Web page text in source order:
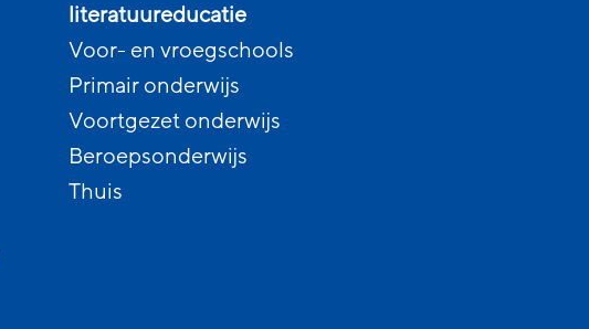
literatuureducatie
Voor- en vroegschools
Primair onderwijs
Voortgezet onderwijs
Beroepsonderwijs
Thuis